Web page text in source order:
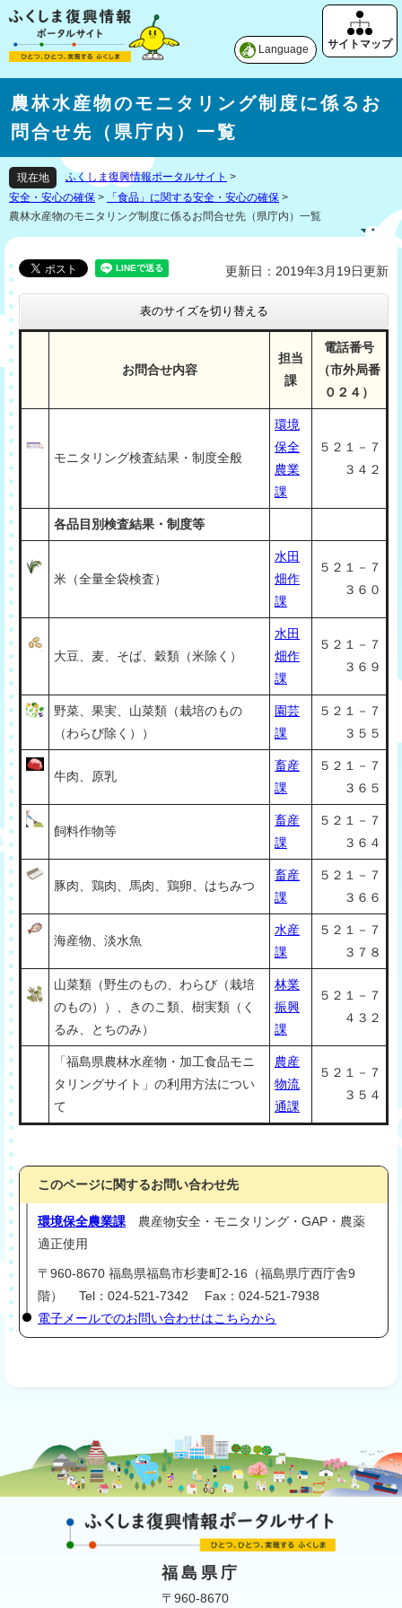
Language
農林水産物のモニタリング制度に係るお
問合せ先（県庁内）一覧
現在地 ふくしま復興情報ポータルサイト >
安全・安心の確保 > 「食品」に関する安全・安心の確保 >
農林水産物のモニタリング制度に係るお問合せ先（県庁内）一覧
更新日：2019年3月19日更新
表のサイズを切り替える
お問合せ内容
担当
課
電話番号
（市外局番
０２４）
モニタリング検査結果・制度全般
環境
保全
農業
課
５２１－７
３４２
各品目別検査結果・制度等
米（全量全袋検査）
水田
畑作
課
５２１－７
３６０
大豆、麦、そば、穀類（米除く）
水田
畑作
課
５２１－７
３６９
野菜、果実、山菜類（栽培のもの
（わらび除く））
園芸
課
５２１－７
３５５
牛肉、原乳
畜産
課
５２１－７
３６５
飼料作物等
畜産
課
５２１－７
３６４
豚肉、鶏肉、馬肉、鶏卵、はちみつ
畜産
課
５２１－７
３６６
海産物、淡水魚
水産
課
５２１－７
３７８
山菜類（野生のもの、わらび（栽培
のもの））、きのこ類、樹実類（く
るみ、とちのみ）
林業
振興
課
５２１－７
４３２
「福島県農林水産物・加工食品モニ
タリングサイト」の利用方法につい
て
農産
物流
通課
５２１－７
３５４
このページに関するお問い合わせ先
環境保全農業課 農産物安全・モニタリング・GAP・農薬
適正使用
〒960-8670 福島県福島市杉妻町2-16（福島県庁西庁舎9
階） Tel：024-521-7342 Fax：024-521-7938
電子メールでのお問い合わせはこちらから
福島県庁
〒960-8670